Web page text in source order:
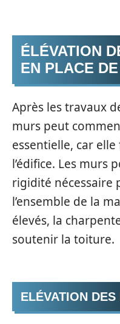
ÉLÉVATION
EN PLACE
Après les travaux
murs peut
essentielle, car
l’édifice. Les murs
rigidité nécessaire
l’ensemble de la
élevés, la
soutenir la toiture.
ELÉVATION